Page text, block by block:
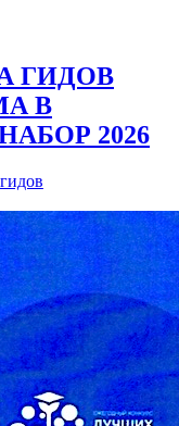
ГИДОВ
В
2026